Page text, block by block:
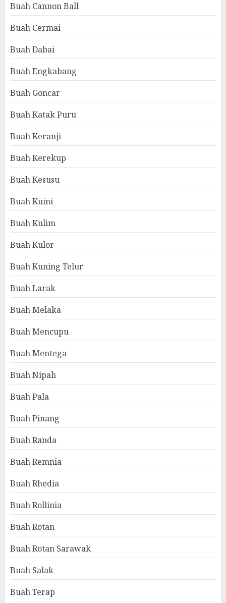
Buah Cannon Ball
Buah Cermai
Buah Dabai
Buah Engkabang
Buah Goncar
Buah Katak Puru
Buah Keranji
Buah Kerekup
Buah Kesusu
Buah Kuini
Buah Kulim
Buah Kulor
Buah Kuning Telur
Buah Larak
Buah Melaka
Buah Mencupu
Buah Mentega
Buah Nipah
Buah Pala
Buah Pinang
Buah Randa
Buah Remnia
Buah Rhedia
Buah Rollinia
Buah Rotan
Buah Rotan Sarawak
Buah Salak
Buah Terap